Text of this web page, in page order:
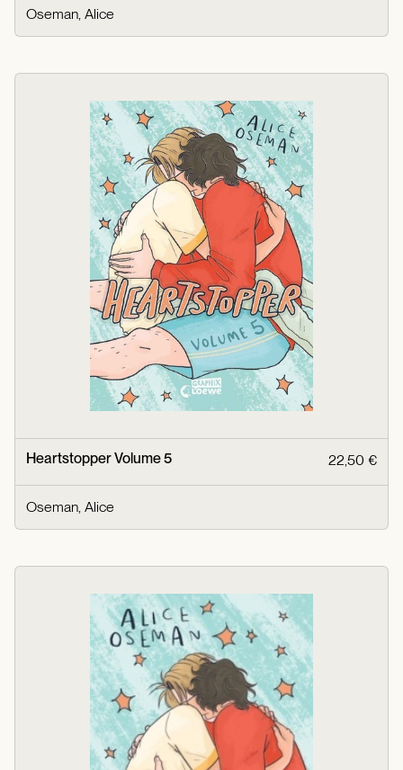
Oseman, Alice
Heartstopper Volume 5 22,50 €
Oseman, Alice